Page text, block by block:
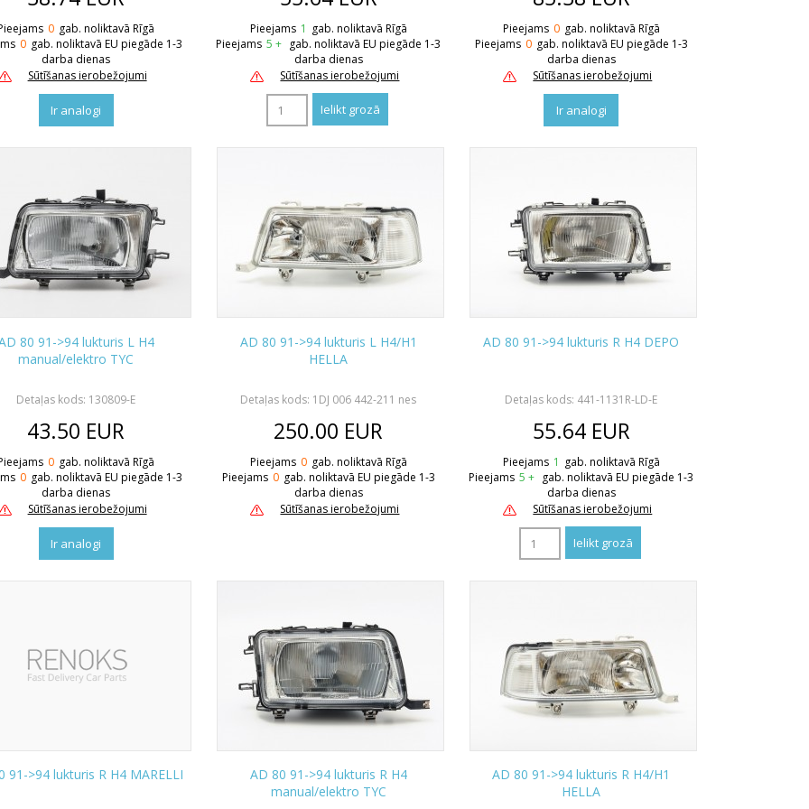
0 gab. noliktavā Rīgā
0 gab. noliktavā EU piegāde 1-3
darba dienas
Sūtīšanas ierobežojumi
Ir analogi
Pieejams 1 gab. noliktavā Rīgā
Pieejams 5 + gab. noliktavā EU piegāde 1-3
darba dienas
Sūtīšanas ierobežojumi
Pieejams 0 gab. noliktavā Rīgā
Pieejams 0 gab. noliktavā EU piegāde 1-3
darba dienas
Sūtīšanas ierobežojumi
Ir analogi
80 91->94 lukturis L H4
manual/elektro TYC
Detaļas kods: 130809-E
43.50 EUR
0 gab. noliktavā Rīgā
0 gab. noliktavā EU piegāde 1-3
darba dienas
Sūtīšanas ierobežojumi
Ir analogi
AD 80 91->94 lukturis L H4/H1
HELLA
Detaļas kods: 1DJ 006 442-211 nes
250.00 EUR
Pieejams 0 gab. noliktavā Rīgā
Pieejams 0 gab. noliktavā EU piegāde 1-3
darba dienas
Sūtīšanas ierobežojumi
AD 80 91->94 lukturis R H4 DEPO
Detaļas kods: 441-1131R-LD-E
55.64 EUR
Pieejams 1 gab. noliktavā Rīgā
Pieejams 5 + gab. noliktavā EU piegāde 1-3
darba dienas
Sūtīšanas ierobežojumi
91->94 lukturis R H4 MARELLI
AD 80 91->94 lukturis R H4
manual/elektro TYC
AD 80 91->94 lukturis R H4/H1
HELLA